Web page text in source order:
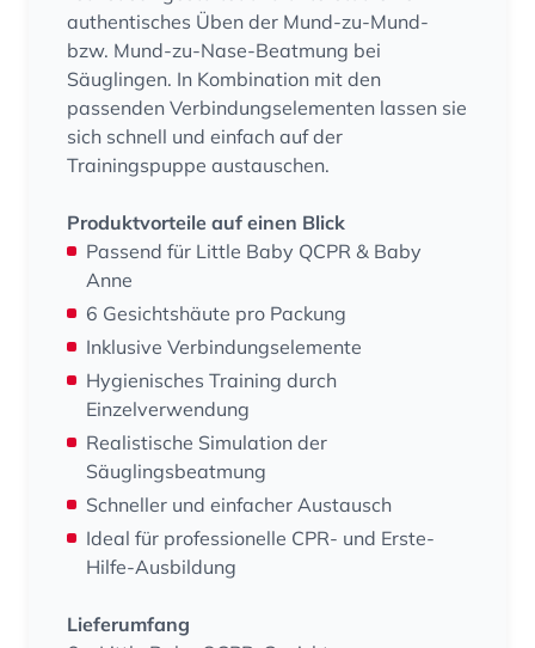
authentisches Üben der Mund-zu-Mund-
bzw. Mund-zu-Nase-Beatmung bei
Säuglingen. In Kombination mit den
passenden Verbindungselementen lassen sie
sich schnell und einfach auf der
Trainingspuppe austauschen.
Produktvorteile auf einen Blick
Passend für Little Baby QCPR & Baby
Anne
6 Gesichtshäute pro Packung
Inklusive Verbindungselemente
Hygienisches Training durch
Einzelverwendung
Realistische Simulation der
Säuglingsbeatmung
Schneller und einfacher Austausch
Ideal für professionelle CPR- und Erste-
Hilfe-Ausbildung
Lieferumfang